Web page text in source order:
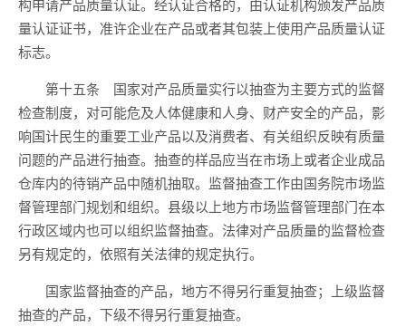
构申请产品质量认证。经认证合格的，由认证机构颁发产品质
量认证证书，准许企业在产品或者其包装上使用产品质量认证
标志。
第十五条 国家对产品质量实行以抽查为主要方式的监督
检查制度，对可能危及人体健康和人身、财产安全的产品，影
响国计民生的重要工业产品以及消费者、有关组织反映有质量
问题的产品进行抽查。抽查的样品应当在市场上或者企业成品
仓库内的待销产品中随机抽取。监督抽查工作由国务院市场监
督管理部门规划和组织。县级以上地方市场监督管理部门在本
行政区域内也可以组织监督抽查。法律对产品质量的监督检查
另有规定的，依照有关法律的规定执行。
国家监督抽查的产品，地方不得另行重复抽查；上级监督
抽查的产品，下级不得另行重复抽查。